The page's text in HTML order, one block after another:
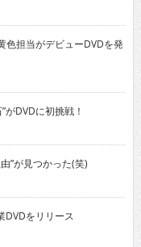
担当がデビューDVDを発
DVDに初挑戦！
”が見つかった(笑)
DVDをリリース